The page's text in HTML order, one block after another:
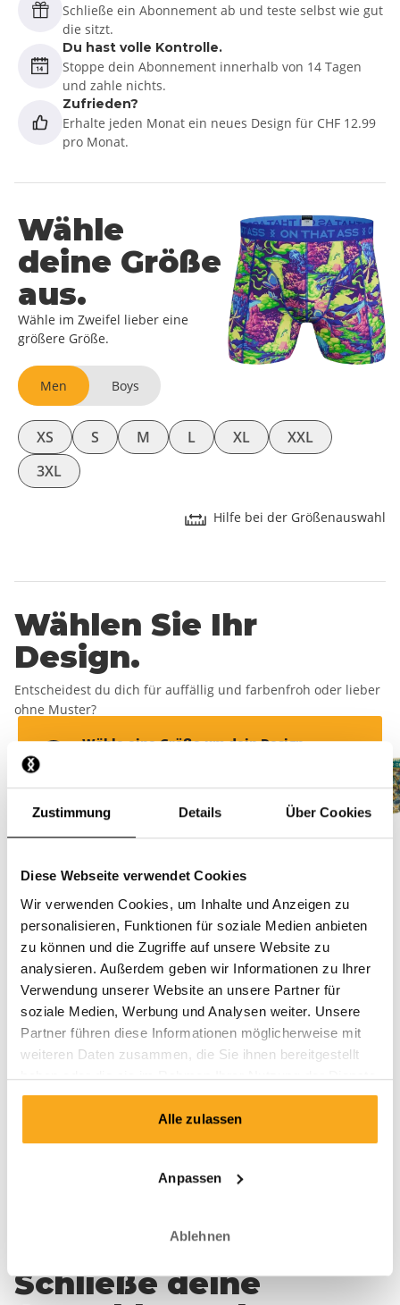
Zustimmung Details Über Cookies
Diese Webseite verwendet Cookies
Wir verwenden Cookies, um Inhalte und Anzeigen zu
personalisieren, Funktionen für soziale Medien anbieten
zu können und die Zugriffe auf unsere Website zu
analysieren. Außerdem geben wir Informationen zu Ihrer
Verwendung unserer Website an unsere Partner für
soziale Medien, Werbung und Analysen weiter. Unsere
Partner führen diese Informationen möglicherweise mit
weiteren Daten zusammen, die Sie ihnen bereitgestellt
haben oder die sie im Rahmen Ihrer Nutzung der Dienste
gesammelt haben.
Alle zulassen
Anpassen
Ablehnen
Schließe ein Abonnement ab und teste selbst wie gut
die sitzt.
Du hast volle Kontrolle.
Stoppe dein Abonnement innerhalb von 14 Tagen
und zahle nichts.
Zufrieden?
Erhalte jeden Monat ein neues Design für CHF 12.99
pro Monat.
Wähle
deine Größe
aus.
Wähle im Zweifel lieber eine
größere Größe.
Men Boys
XS S M L XL
XXL
3XL
Hilfe bei der Größenauswahl
Wählen Sie Ihr
Design.
Entscheidest du dich für auffällig und farbenfroh oder lieber
ohne Muster?
Wähle eine Größe um dein Design
Gib bitte deine
Lieferadresse ein.
Hier erstellst du deinen Account und erhältst deine gratis
erstes boxershorts.
Vorname* Nachname*
Passwort*
Schließe deine